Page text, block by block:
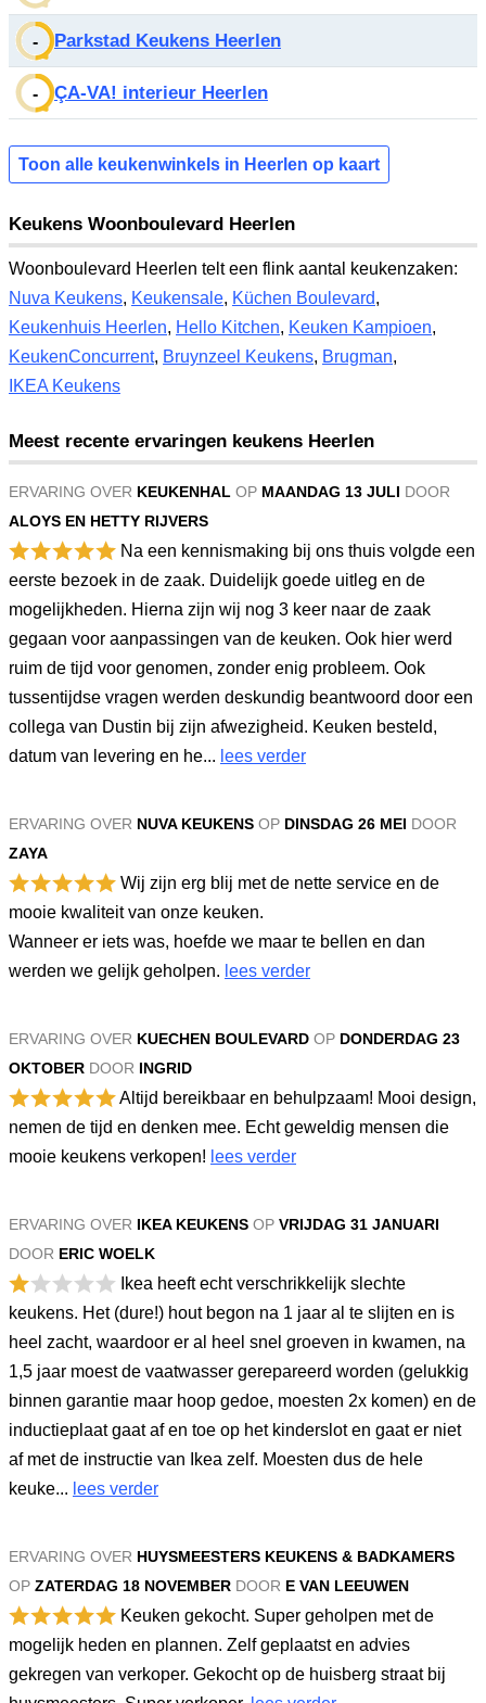
- Parkstad Keukens Heerlen
- ÇA-VA! interieur Heerlen
Toon alle keukenwinkels in Heerlen op kaart
Keukens Woonboulevard Heerlen
Woonboulevard Heerlen telt een flink aantal keukenzaken:
Nuva Keukens, Keukensale, Küchen Boulevard,
Keukenhuis Heerlen, Hello Kitchen, Keuken Kampioen,
KeukenConcurrent, Bruynzeel Keukens, Brugman,
IKEA Keukens
Meest recente ervaringen keukens Heerlen
ERVARING OVER KEUKENHAL OP MAANDAG 13 JULI DOOR
ALOYS EN HETTY RIJVERS
Na een kennismaking bij ons thuis volgde een
eerste bezoek in de zaak. Duidelijk goede uitleg en de
mogelijkheden. Hierna zijn wij nog 3 keer naar de zaak
gegaan voor aanpassingen van de keuken. Ook hier werd
ruim de tijd voor genomen, zonder enig probleem. Ook
tussentijdse vragen werden deskundig beantwoord door een
collega van Dustin bij zijn afwezigheid. Keuken besteld,
datum van levering en he... lees verder
ERVARING OVER NUVA KEUKENS OP DINSDAG 26 MEI DOOR
ZAYA
Wij zijn erg blij met de nette service en de
mooie kwaliteit van onze keuken.
Wanneer er iets was, hoefde we maar te bellen en dan
werden we gelijk geholpen. lees verder
ERVARING OVER KUECHEN BOULEVARD OP DONDERDAG 23
OKTOBER DOOR INGRID
Altijd bereikbaar en behulpzaam! Mooi design,
nemen de tijd en denken mee. Echt geweldig mensen die
mooie keukens verkopen! lees verder
ERVARING OVER IKEA KEUKENS OP VRIJDAG 31 JANUARI
DOOR ERIC WOELK
Ikea heeft echt verschrikkelijk slechte
keukens. Het (dure!) hout begon na 1 jaar al te slijten en is
heel zacht, waardoor er al heel snel groeven in kwamen, na
1,5 jaar moest de vaatwasser gerepareerd worden (gelukkig
binnen garantie maar hoop gedoe, moesten 2x komen) en de
inductieplaat gaat af en toe op het kinderslot en gaat er niet
af met de instructie van Ikea zelf. Moesten dus de hele
keuke... lees verder
ERVARING OVER HUYSMEESTERS KEUKENS & BADKAMERS
OP ZATERDAG 18 NOVEMBER DOOR E VAN LEEUWEN
Keuken gekocht. Super geholpen met de
mogelijk heden en plannen. Zelf geplaatst en advies
gekregen van verkoper. Gekocht op de huisberg straat bij